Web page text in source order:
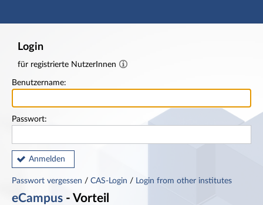
Hauptnavigation
Login
für registrierte NutzerInnen
Benutzername:
Passwort:
Anmelden
Passwort vergessen / CAS-Login / Login from other institutes
eCampus - Vorteil